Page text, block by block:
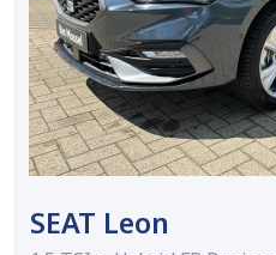
SEAT Leon